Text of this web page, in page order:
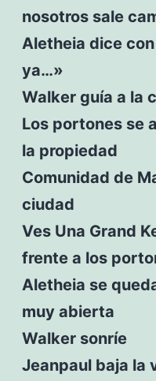
nosotros sale
Aletheia dice
ya…»
Walker guía a la
Los portones se
la propiedad
Comunidad de
ciudad
Ves Una Grand
frente a los
Aletheia se
muy abierta
Walker sonríe
Jeanpaul baja la